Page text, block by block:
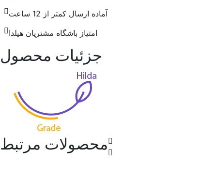
آماده ارسال کمتر از 12 ساعت
امتیاز باشگاه مشتریان هیلدا
جزئیات محصول
محصولات مرتبط